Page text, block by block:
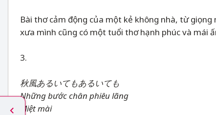
Bài thơ cảm động của một kẻ không nhà, từ
xưa mình cũng có một tuổi thơ hạnh phúc và
3.
秋風あるいてもあるいても
Những bước chân phiêu lãng
Miệt mài